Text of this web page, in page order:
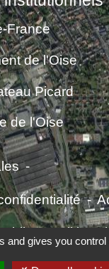
France
de l'Oise
Picard
de l'Oise
-
-
Localiti -
and gives you